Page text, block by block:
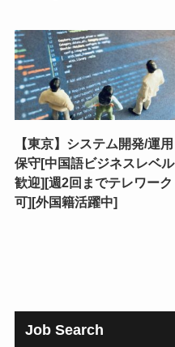
【東京】システム開発/運用
保守[中国語ビジネスレベル
歓迎][週2回までテレワーク
可][外国籍活躍中]
Job Search